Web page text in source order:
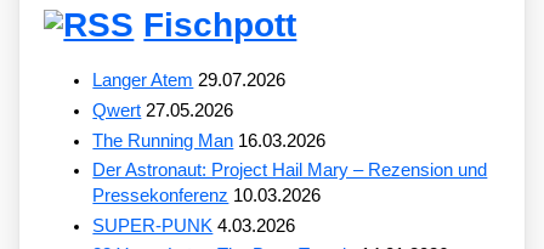
Fischpott
Langer Atem 29.07.2026
Qwert 27.05.2026
The Running Man 16.03.2026
Der Astronaut: Project Hail Mary – Rezension und
Pressekonferenz 10.03.2026
SUPER-PUNK 4.03.2026